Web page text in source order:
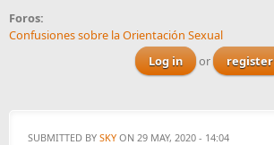
Foros:
Confusiones sobre la Orientación Sexual
Log in
or register
SUBMITTED BY SKY ON 29 MAY, 2020 - 14:04